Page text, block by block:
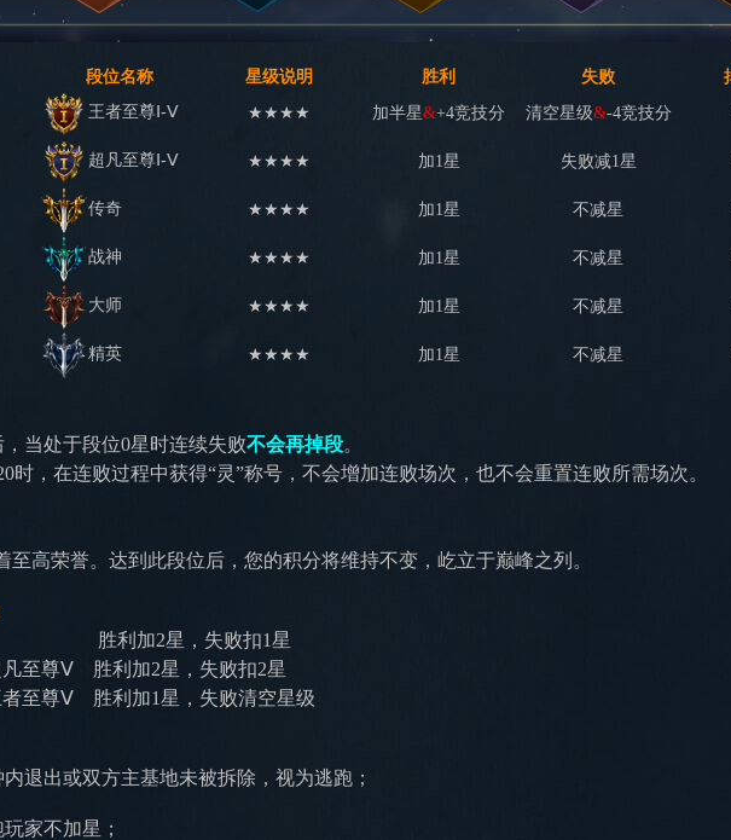
段位名称 星级说明 胜利 失败
王者至尊Ⅰ-Ⅴ
★★★★ 加半星&+4竞技分 清空星级&-4竞技分
超凡至尊 Ⅰ-Ⅴ ★★★★ 加1星 失败减1星
传奇 ★★★★ 加1星 不减星
战神 ★★★★ 加1星 不减星
大师 ★★★★ 加1星 不减星
精英 ★★★★ 加1星 不减星
当处于段位0星时连续失败不会再掉段。
时，在连败过程中获得“灵”称号，不会增加连败场次，也不会重置连败所需场次。
至高荣誉。达到此段位后，您的积分将维持不变，屹立于巅峰之列。
胜利加2星，失败扣1星
至尊Ⅴ
胜利加2星，失败扣2星
至尊Ⅴ 胜利加1星，失败清空星级
退出或双方主基地未被拆除，视为逃跑；
家不加星；